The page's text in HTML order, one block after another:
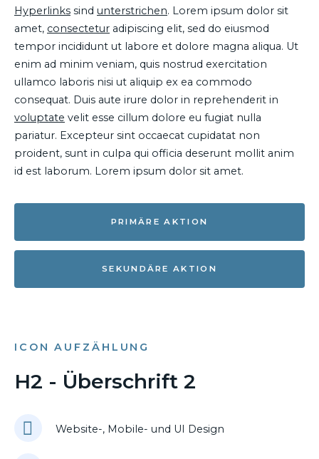
Hyperlinks sind unterstrichen. Lorem ipsum dolor sit
amet, consectetur adipiscing elit, sed do eiusmod
tempor incididunt ut labore et dolore magna aliqua. Ut
enim ad minim veniam, quis nostrud exercitation
ullamco laboris nisi ut aliquip ex ea commodo
consequat. Duis aute irure dolor in reprehenderit in
voluptate velit esse cillum dolore eu fugiat nulla
pariatur. Excepteur sint occaecat cupidatat non
proident, sunt in culpa qui officia deserunt mollit anim
id est laborum. Lorem ipsum dolor sit amet.
PRIMÄRE AKTION
SEKUNDÄRE AKTION
ICON AUFZÄHLUNG
H2 - Überschrift 2
Website-, Mobile- und UI Design